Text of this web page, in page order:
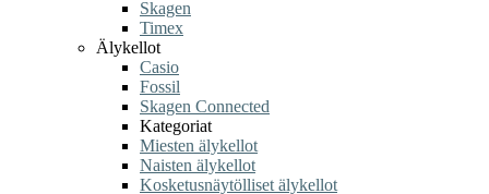
Skagen
Timex
Älykellot
Casio
Fossil
Skagen Connected
Kategoriat
Miesten älykellot
Naisten älykellot
Kosketusnäytölliset älykellot